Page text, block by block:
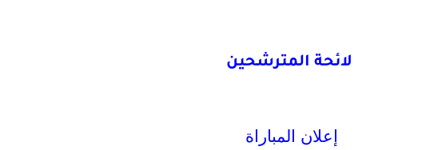
لائحة المترشحين
إعلان المباراة